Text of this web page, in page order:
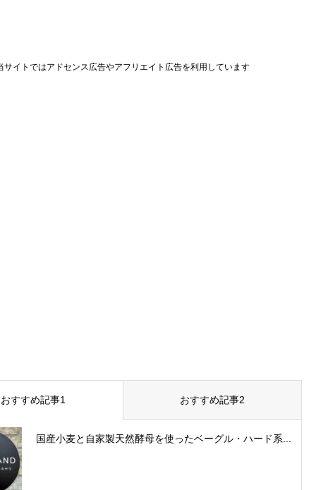
サイトではアドセンス広告やアフリエイト広告を利用しています
おすすめ記事1 おすすめ記事2
国産小麦と自家製天然酵母を使ったベーグル・ハード系...